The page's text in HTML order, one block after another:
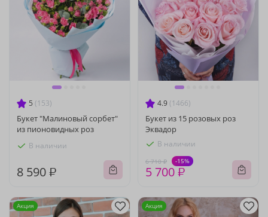
5 (153)
Букет "Малиновый сорбет"
из пионовидных роз
В наличии
8 590 ₽
4.9 (1466)
Букет из 15 розовых роз
Эквадор
В наличии
6 710 ₽ -15%
5 700 ₽
Акция Акция